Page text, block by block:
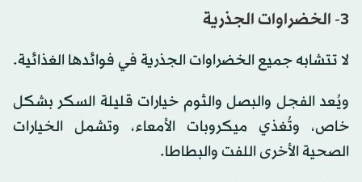
3- الخضراوات الجذرية
لا تتشابه جميع الخضراوات الجذرية في فوائدها الغذائية.
ويُعد الفجل والبصل والثوم خيارات قليلة السكر بشكل
خاص، وتُغذي ميكروبات الأمعاء، وتشمل الخيارات
الصحية الأخرى اللفت والبطاطا.